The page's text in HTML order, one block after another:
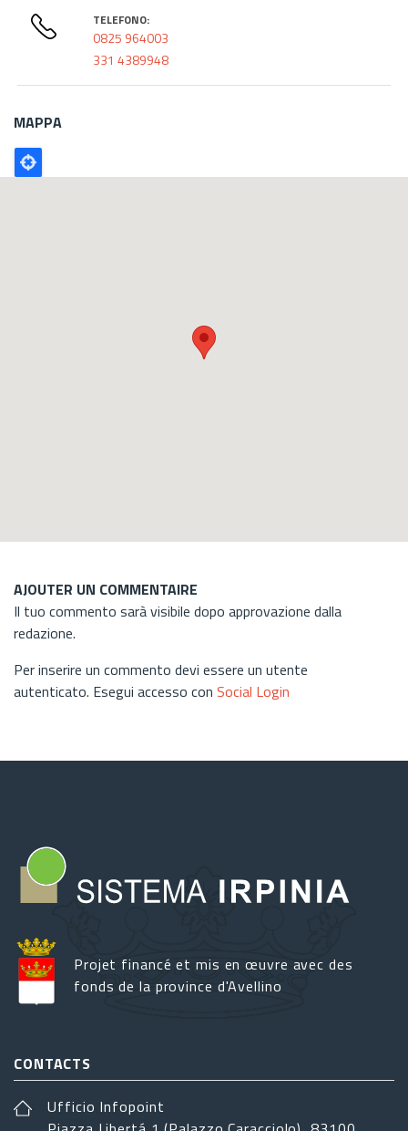
TELEFONO:
0825 964003
331 4389948
MAPPA
Poligono
GEO
AJOUTER UN COMMENTAIRE
Il tuo commento sarà visibile dopo approvazione dalla
redazione.
Per inserire un commento devi essere un utente
autenticato. Esegui accesso con Social Login
Projet financé et mis en œuvre avec des
fonds de la province d'Avellino
CONTACTS
Ufficio Infopoint